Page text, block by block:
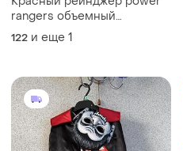
rangers объемный
карнавальный костюм
комбинезон на 7-8 лет
122 и еще 1